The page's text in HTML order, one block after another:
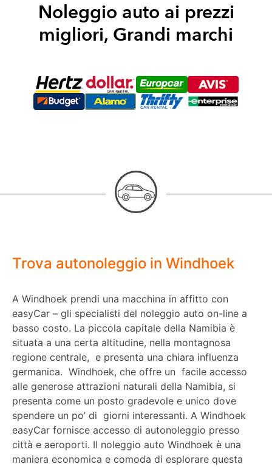
Noleggio auto ai prezzi
migliori, Grandi marchi
Trova autonoleggio in Windhoek
A Windhoek prendi una macchina in affitto con
easyCar – gli specialisti del noleggio auto on-line a
basso costo. La piccola capitale della Namibia è
situata a una certa altitudine, nella montagnosa
regione centrale, e presenta una chiara influenza
germanica. Windhoek, che offre un facile accesso
alle generose attrazioni naturali della Namibia, si
presenta come un posto gradevole e unico dove
spendere un po’ di giorni interessanti. A Windhoek
easyCar fornisce accesso di autonoleggio presso
città e aeroporti. Il noleggio auto Windhoek è una
maniera economica e comoda di esplorare questa